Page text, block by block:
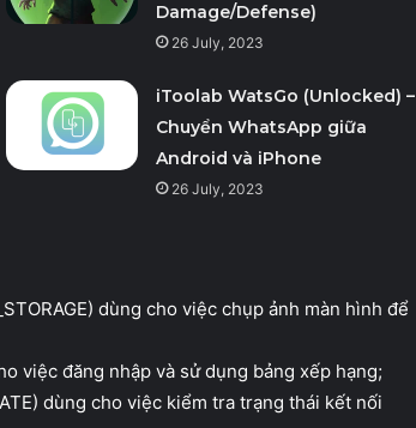
Damage/Defense)
26 July, 2023
iToolab WatsGo (Unlocked) –
Chuyển WhatsApp giữa
Android và iPhone
26 July, 2023
dùng cho việc chụp ảnh màn hình để
việc đăng nhập và sử dụng bảng xếp hạng;
dùng cho việc kiểm tra trạng thái kết nối